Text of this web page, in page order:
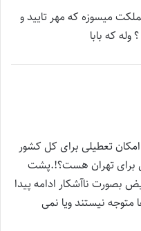
میسوزه که مهر تایید و
که بابا
تعطیلی برای کل کشور
برای تهران هست؟!.پشت
بصورت ناآشکار ادامه پیدا
متوجه نیستند ویا نمی